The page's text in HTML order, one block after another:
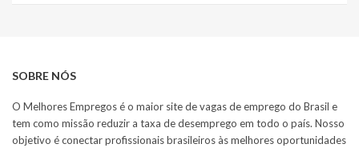
SOBRE NÓS
O Melhores Empregos é o maior site de vagas de emprego do Brasil e
tem como missão reduzir a taxa de desemprego em todo o país. Nosso
objetivo é conectar profissionais brasileiros às melhores oportunidades